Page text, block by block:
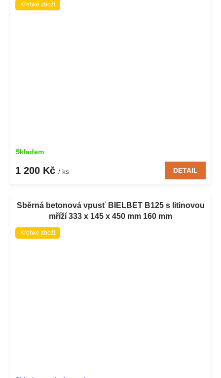
Křehké zboží
Skladem
1 200 Kč / ks DETAIL
Sběrná betonová vpusť BIELBET B125 s litinovou
mříží 333 x 145 x 450 mm 160 mm
Křehké zboží